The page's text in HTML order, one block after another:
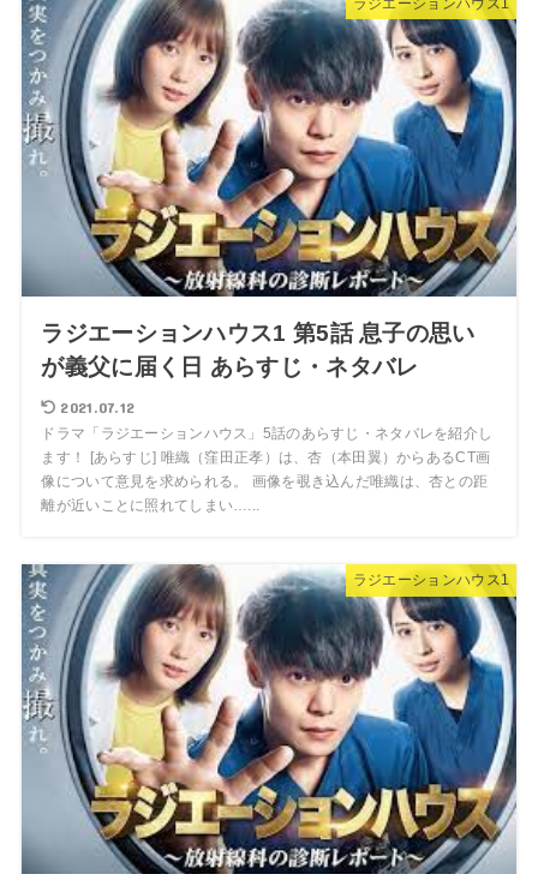
ラジエーションハウス1
ラジエーションハウス1 第5話 息子の思い
が義父に届く日 あらすじ・ネタバレ
2021.07.12
ドラマ「ラジエーションハウス」5話のあらすじ・ネタバレを紹介し
ます！ [あらすじ] 唯織（窪田正孝）は、杏（本田翼）からあるCT画
像について意見を求められる。 画像を覗き込んだ唯織は、杏との距
離が近いことに照れてしまい…...
ラジエーションハウス1